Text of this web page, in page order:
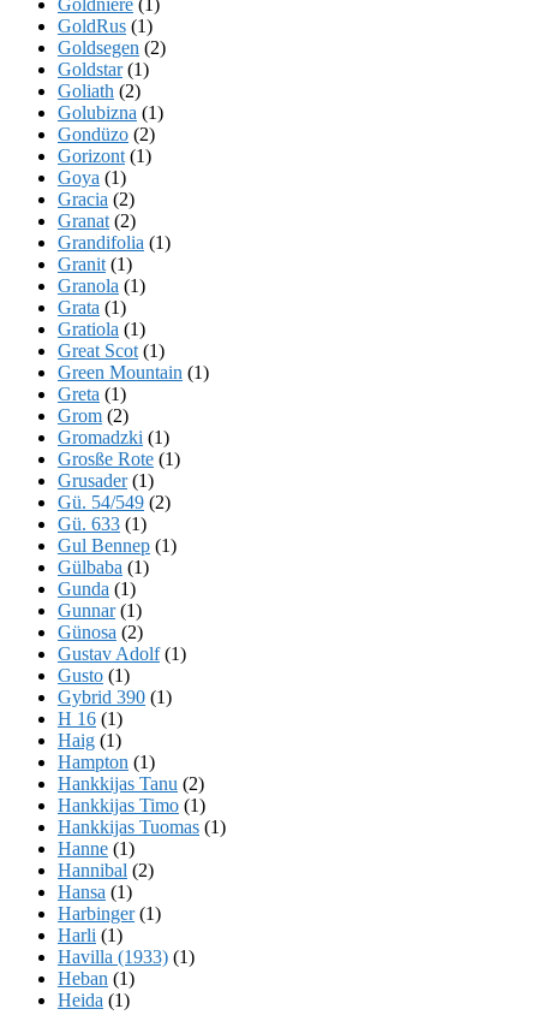
GoldRus (1)
Goldsegen (2)
Goldstar(1)
Goliath (2)
Golubizna (1)
Gondüzo (2)
Gorizont (1)
Goya (1)
Gracia (2)
Granat (2)
Grandifolia (1)
Granit (1)
Granola (1)
Grata (1)
Gratiola (1)
Great Scot (1)
Green Mountain (1)
Greta (1)
Grom (2)
Gromadzki (1)
Grosße Rote (1)
Grusader(1)
Gü. 54/549 (2)
Gü. 633 (1)
Gul Bennep (1)
Gülbaba (1)
Gunda (1)
Gunnar(1)
Günosa (2)
Gustav Adolf(1)
Gusto (1)
Gybrid 390 (1)
H 16 (1)
Haig (1)
Hampton (1)
Hankkijas Tanu (2)
Hankkijas Timo (1)
Hankkijas Tuomas (1)
Hanne (1)
Hannibal (2)
Hansa (1)
Harbinger(1)
Harli (1)
Havilla (1933) (1)
Heban (1)
Heida (1)